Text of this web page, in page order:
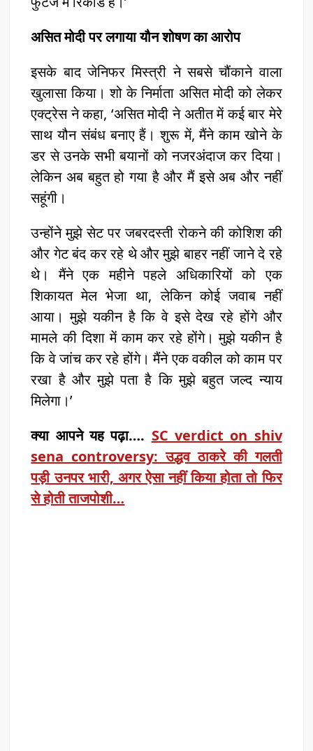
असित मोदी पर लगाया यौन शोषण का आरोप
इसके बाद जेनिफर मिस्त्री ने सबसे चौंकाने वाला
खुलासा किया। शो के निर्माता असित मोदी को लेकर
एक्ट्रेस ने कहा, ‘असित मोदी ने अतीत में कई बार मेरे
साथ यौन संबंध बनाए हैं। शुरू में, मैंने काम खोने के
डर से उनके सभी बयानों को नजरअंदाज कर दिया।
लेकिन अब बहुत हो गया है और मैं इसे अब और नहीं
सहूंगी।
उन्होंने मुझे सेट पर जबरदस्ती रोकने की कोशिश की
और गेट बंद कर रहे थे और मुझे बाहर नहीं जाने दे रहे
थे। मैंने एक महीने पहले अधिकारियों को एक
शिकायत मेल भेजा था, लेकिन कोई जवाब नहीं
आया। मुझे यकीन है कि वे इसे देख रहे होंगे और
मामले की दिशा में काम कर रहे होंगे। मुझे यकीन है
कि वे जांच कर रहे होंगे। मैंने एक वकील को काम पर
रखा है और मुझे पता है कि मुझे बहुत जल्द न्याय
मिलेगा।’
क्या आपने यह पढ़ा…. SC verdict on shiv
sena controversy: उद्धव ठाकरे की गलती
पड़ी उनपर भारी, अगर ऐसा नहीं किया होता तो फिर
से होती ताजपोशी…